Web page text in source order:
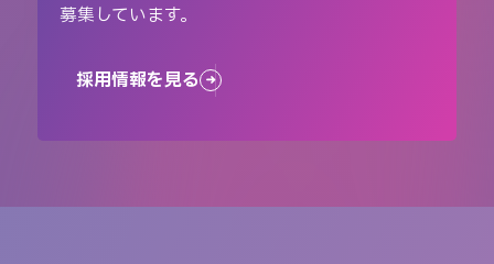
募集しています。
採用情報を見る